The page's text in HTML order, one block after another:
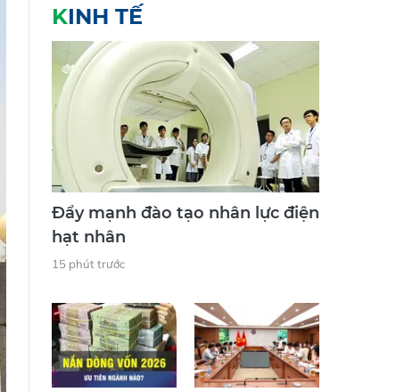
KINH TẾ
Đẩy mạnh đào tạo nhân lực điện
hạt nhân
15 phút trước